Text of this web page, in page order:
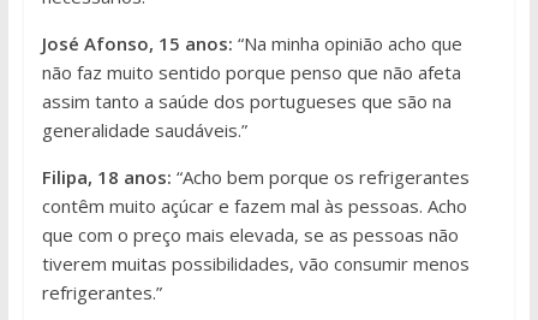
José Afonso, 15 anos: “Na minha opinião acho que
não faz muito sentido porque penso que não afeta
assim tanto a saúde dos portugueses que são na
generalidade saudáveis.”
Filipa, 18 anos: “Acho bem porque os refrigerantes
contêm muito açúcar e fazem mal às pessoas. Acho
que com o preço mais elevada, se as pessoas não
tiverem muitas possibilidades, vão consumir menos
refrigerantes.”